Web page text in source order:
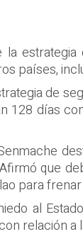
países,
de
128 días
que
para
al
relación a